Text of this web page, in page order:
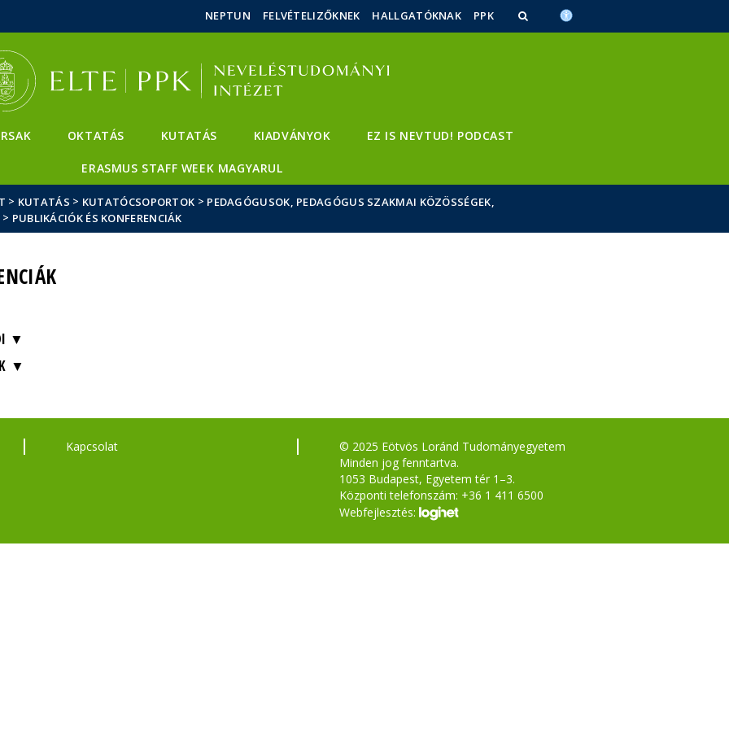
Hírek
Események
ELTE aNEPTUN FELVÉTELIZŐKNEK HALLGATÓKNAK PPK
OKTATÁS KUTATÁS KIADVÁNYOK EZ IS NEVTUD! PODCAST
ERASMUS STAFF WEEK MAGYARUL
> KUTATÁS > KUTATÓCSOPORTOK > PEDAGÓGUSOK, PEDAGÓGUS SZAKMAI KÖZÖSSÉGEK,
> PUBLIKÁCIÓK ÉS KONFERENCIÁK
Kapcsolat
© 2025 Eötvös Loránd Tudományegyetem
Minden jog fenntartva.
1053 Budapest, Egyetem tér 1–3.
Központi telefonszám: +36 1 411 6500
Webfejlesztés: